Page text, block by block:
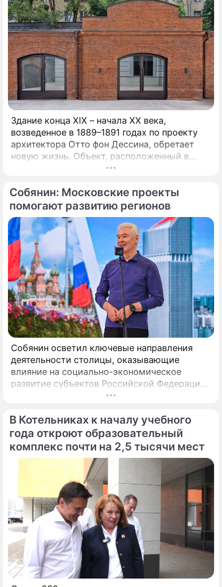
Здание конца XIX – начала XX века,
возведенное в 1889–1891 годах по проекту
архитектора Отто фон Дессина, обретает
новую жизнь. Объект, расположенный в
глубине Потаповского переулка среди
статус элемента
историко‑градостроительной среды.
Собянин: Московские проекты
помогают развитию регионов
Собянин осветил ключевые направления
деятельности столицы, оказывающие
влияние на социально-экономическое
развитие субъектов Российской Федерации.
Сергей Собянин акцентировал внимание на
федерального бюджета и обеспечении
сбалансированности региональных
финансов.
В Котельниках к началу учебного
года откроют образовательный
комплекс почти на 2,5 тысячи мест